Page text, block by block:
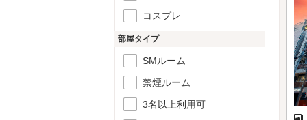
コスプレ
部屋タイプ
SMルーム
禁煙ルーム
3名以上利用可